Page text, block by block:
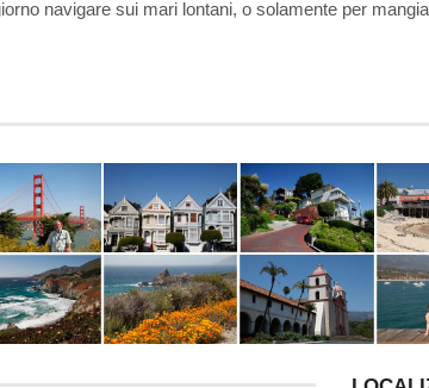
navigare sui mari lontani, o solamente per